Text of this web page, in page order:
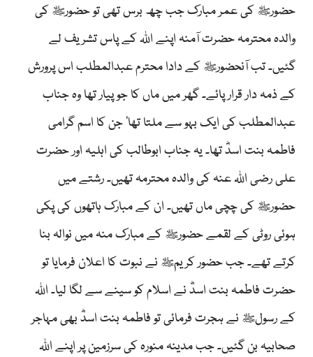
حضورﷺ کی عمر مبارک جب چھ برس تھی تو حضورﷺ کی
والدہ محترمہ حضرت آمنہ اپنے اللہ کے پاس تشریف لے
گئیں۔ تب آنحضورﷺ کے دادا محترم عبدالمطلب اس پرورش
کے ذمہ دار قرار پائے۔ گھر میں ماں کا جو پیار تھا وہ جناب
عبدالمطلب کی ایک بہو سے ملتا تھا‘ جن کا اسم گرامی
فاطمہ بنت اسدؓ تھا۔ یہ جناب ابوطالب کی اہلیہ اور حضرت
علی رضی اللہ عنہ کی والدہ محترمہ تھیں۔ رشتے میں
حضورﷺ کی چچی ماں تھیں۔ ان کے مبارک ہاتھوں کی پکی
ہوئی روٹی کے لقمے حضورﷺ کے مبارک منہ میں نوالہ بنا
کرتے تھے۔ جب حضور کریمﷺ نے نبوت کا اعلان فرمایا تو
حضرت فاطمہ بنت اسدؓ نے اسلام کو سینے سے لگا لیا۔ اللہ
کے رسولﷺ نے ہجرت فرمائی تو فاطمہ بنت اسدؓ بھی مہاجر
صحابیہ بن گئیں۔ جب مدینہ منورہ کی سرزمین پر اپنے اللہ